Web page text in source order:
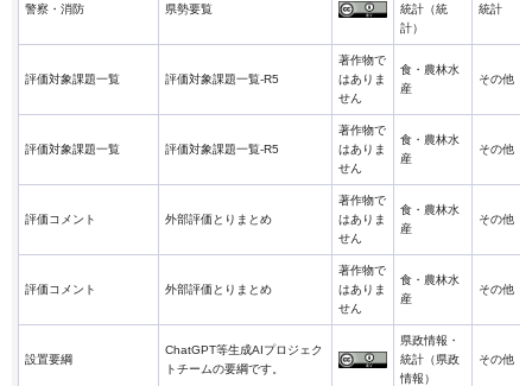
警察・消防 県勢要覧
統計（統
計）
統計
評価対象課題一覧 評価対象課題一覧-R5
著作物で
はありま
せん
食・農林水
産
その他
評価対象課題一覧 評価対象課題一覧-R5
著作物で
はありま
せん
食・農林水
産
その他
評価コメント 外部評価とりまとめ
著作物で
はありま
せん
食・農林水
産
その他
評価コメント 外部評価とりまとめ
著作物で
はありま
せん
食・農林水
産
その他
設置要綱
ChatGPT等生成AIプロジェク
トチームの要綱です。
県政情報・
統計（県政
情報）
その他